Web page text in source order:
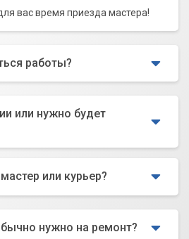
вас время приезда мастера!
работы?
или нужно будет
или курьер?
нужно на ремонт?